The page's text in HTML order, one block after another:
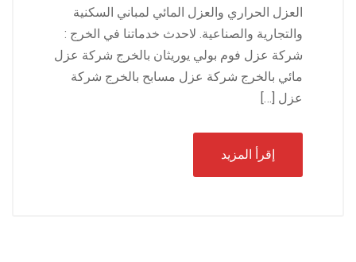
العزل الحراري والعزل المائي لمباني السكنية
والتجارية والصناعية. لاحدث خدماتنا في الخرج :
شركة عزل فوم بولي يوريثان بالخرج شركة عزل
مائي بالخرج شركة عزل مسابح بالخرج شركة
عزل […]
إقرأ المزيد